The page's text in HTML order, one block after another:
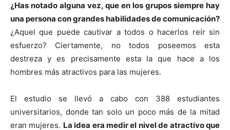
¿Has notado alguna vez, que en los grupos siempre hay
una persona con grandes habilidades de comunicación?
¿Aquel que puede cautivar a todos o hacerlos reír sin
esfuerzo? Ciertamente, no todos poseemos esta
destreza y es precisamente esta la que hace a los
hombres más atractivos para las mujeres.
El estudio se llevó a cabo con 388 estudiantes
universitarios, donde tan solo un poco más de la mitad
eran mujeres. La idea era medir el nivel de atractivo que